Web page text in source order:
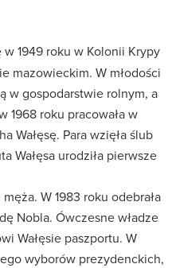
w 1949 roku w Kolonii Krypy
mazowieckim. W młodości
w gospodarstwie rolnym, a
1968 roku pracowała w
Wałęsę. Para wzięła ślub
Wałęsa urodziła pierwsze
W 1983 roku odebrała
Nobla. Ówczesne władze
Wałęsie paszportu. W
wyborów prezydenckich,